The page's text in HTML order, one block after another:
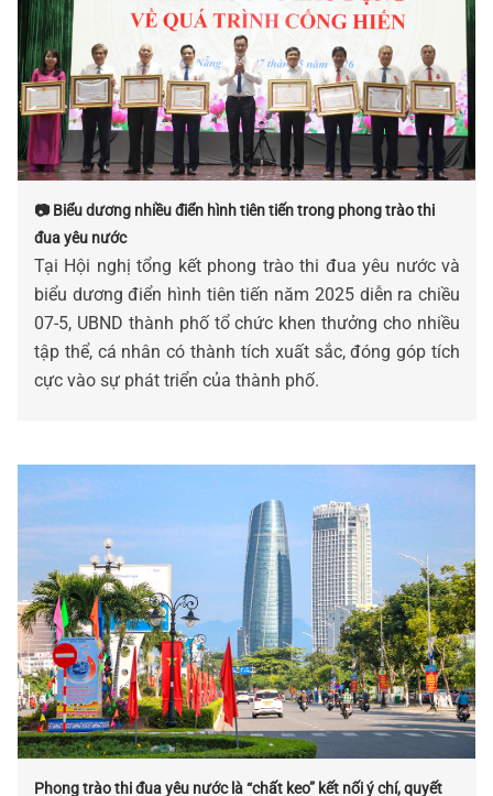
📷 Biểu dương nhiều điển hình tiên tiến trong phong trào thi
đua yêu nước
Tại Hội nghị tổng kết phong trào thi đua yêu nước và
biểu dương điển hình tiên tiến năm 2025 diễn ra chiều
07-5, UBND thành phố tổ chức khen thưởng cho nhiều
tập thể, cá nhân có thành tích xuất sắc, đóng góp tích
cực vào sự phát triển của thành phố.
Phong trào thi đua yêu nước là “chất keo” kết nối ý chí, quyết